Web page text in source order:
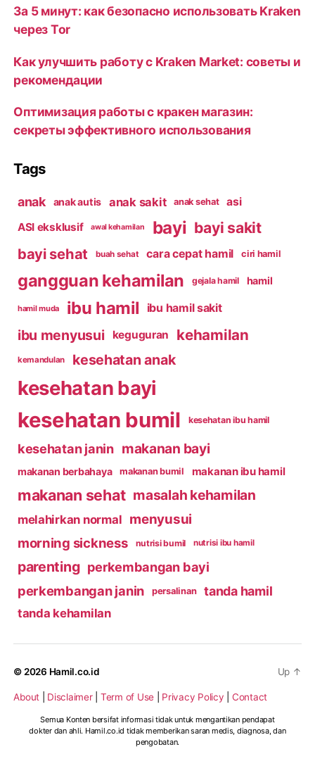
За 5 минут: как безопасно использовать Kraken
через Tor
Как улучшить работу с Kraken Market: советы и
рекомендации
Оптимизация работы с кракен магазин:
секреты эффективного использования
Tags
anak anak autis anak sakit anak sehat
asi
ASI eksklusif
awal kehamilan bayi bayi sakit
bayi sehat buah sehat cara cepat hamil ciri hamil
gangguan kehamilan gejala hamil hamil
hamil muda ibu hamil ibu hamil sakit
ibu menyusui keguguran kehamilan
kemandulan kesehatan anak
kesehatan bayi
kesehatan bumil kesehatan ibu hamil
kesehatan janin makanan bayi
makanan berbahaya makanan bumil makanan ibu hamil
makanan sehat masalah kehamilan
melahirkan normal menyusui
morning sickness nutrisi bumil nutrisi ibu hamil
parenting perkembangan bayi
perkembangan janin
persalinan tanda hamil
tanda kehamilan
© 2026 Hamil.co.id
About Disclaimer| Term of Use Privacy Policy Contact
Up ↑
Semua Konten bersifat informasi tidak untuk mengantikan pendapat
dokter dan ahli. Hamil.co.id tidak memberikan saran medis, diagnosa, dan
pengobatan.